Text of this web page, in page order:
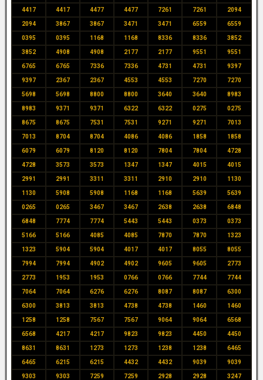
4417 4417 4477 4477 7261 7261 2094
2094 3867 3867 3471 3471 6559 6559
0395 0395 1168 1168 8336 8336 3852
3852 4908 4908 2177 2177 9551 9551
6765 6765 7336 7336 4731 4731 9397
9397 2367 2367 4553 4553 7270 7270
5698 5698 8800 8800 3640 3640 8983
8983 9371 9371 6322 6322 0275 0275
8675 8675 7531 7531 9271 9271 7013
7013 8704 8704 4086 4086 1858 1858
6079 6079 8120 8120 7804 7804 4728
4728 3573 3573 1347 1347 4015 4015
2991 2991 3311 3311 2910 2910 1130
1130 5908 5908 1168 1168 5639 5639
0265 0265 3467 3467 2638 2638 6848
6848 7774 7774 5443 5443 0373 0373
5166 5166 4085 4085 7870 7870 1323
1323 5904 5904 4017 4017 8055 8055
7994 7994 4902 4902 9605 9605 2773
2773 1953 1953 0766 0766 7744 7744
7064 7064 6276 6276 8087 8087 6300
6300 3813 3813 4738 4738 1460 1460
1258 1258 7567 7567 9064 9064 6568
6568 4217 4217 9823 9823 4450 4450
8631 8631 1273 1273 1238 1238 6465
6465 6215 6215 4432 4432 9039 9039
9303 9303 7259 7259 2928 2928 3247